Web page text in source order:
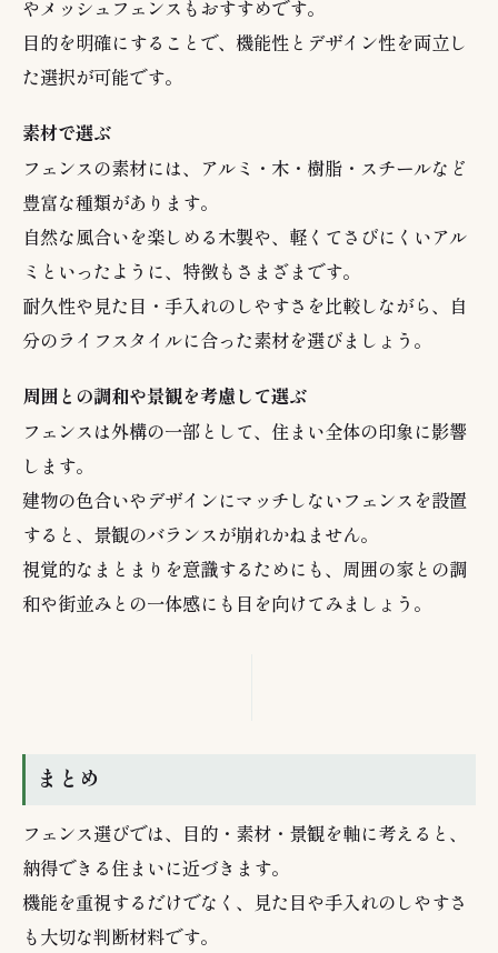
やメッシュフェンスもおすすめです。
目的を明確にすることで、機能性とデザイン性を両立し
た選択が可能です。
素材で選ぶ
フェンスの素材には、アルミ・木・樹脂・スチールなど
豊富な種類があります。
自然な風合いを楽しめる木製や、軽くてさびにくいアル
ミといったように、特徴もさまざまです。
耐久性や見た目・手入れのしやすさを比較しながら、自
分のライフスタイルに合った素材を選びましょう。
周囲との調和や景観を考慮して選ぶ
フェンスは外構の一部として、住まい全体の印象に影響
します。
建物の色合いやデザインにマッチしないフェンスを設置
すると、景観のバランスが崩れかねません。
視覚的なまとまりを意識するためにも、周囲の家との調
和や街並みとの一体感にも目を向けてみましょう。
まとめ
フェンス選びでは、目的・素材・景観を軸に考えると、
納得できる住まいに近づきます。
機能を重視するだけでなく、見た目や手入れのしやすさ
も大切な判断材料です。